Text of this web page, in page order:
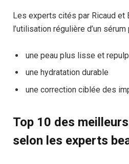
Les experts cités par Ricaud et
l’utilisation régulière d’un sérum
une peau plus lisse et
une hydratation durable
une correction ciblée des
Top 10 des
selon les experts